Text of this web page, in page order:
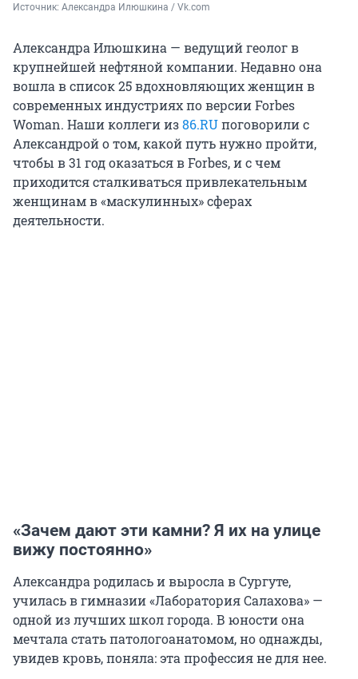
Источник: Александра Илюшкина / Vk.com
Александра Илюшкина — ведущий геолог в
крупнейшей нефтяной компании. Недавно она
вошла в список 25 вдохновляющих женщин в
современных индустриях по версии Forbes
Woman. Наши коллеги из86.RUпоговорили с
Александрой о том, какой путь нужно пройти,
чтобы в 31 год оказаться в Forbes, и с чем
приходится сталкиваться привлекательным
женщинам в «маскулинных» сферах
деятельности.
«Зачем дают эти камни? Я их на улице
вижу постоянно»
Александра родилась и выросла в Сургуте,
училась в гимназии «Лаборатория Салахова» —
одной из лучших школ города. В юности она
мечтала стать патологоанатомом, но однажды,
увидев кровь, поняла: эта профессия не для нее.